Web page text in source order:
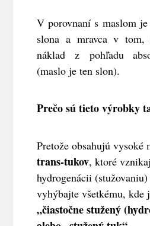
V porovnaní s maslom
slona a mravca v tom,
náklad z pohľadu
(maslo je ten slon).
Prečo sú tieto výrobky
Pretože obsahujú vysoké
trans-tukov, ktoré
hydrogenácii
vyhýbajte všetkému, kde
„čiastočne stužený